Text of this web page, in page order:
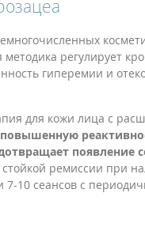
регулирует
гиперемии и
для кожи лица с
повышенную
появление
ремиссии при
7-10 сеансов с